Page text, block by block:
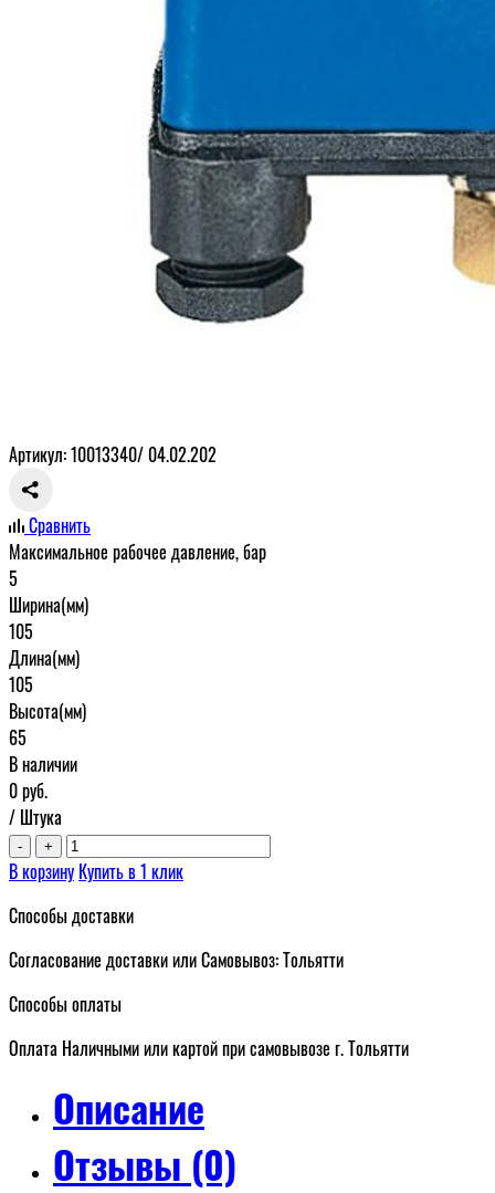
Артикул: 10013340/ 04.02.202
Сравнить
Максимальное рабочее давление, бар
5
Ширина(мм)
105
Длина(мм)
105
Высота(мм)
65
В наличии
0руб.
/ Штука
- +
В корзину Купить в 1 клик
Способы доставки
Согласование доставки или Самовывоз: Тольятти
Способы оплаты
Оплата Наличными или картой при самовывозе г. Тольятти
Описание
Отзывы (0)